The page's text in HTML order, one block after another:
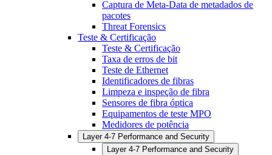
Captura de Meta-Data de metadados de
pacotes
Threat Forensics
Teste & Certificação
Teste & Certificação
Taxa de erros de bit
Teste de Ethernet
Identificadores de fibras
Limpeza e inspeção de fibra
Sensores de fibra óptica
Equipamentos de teste MPO
Medidores de potência
Layer 4-7 Performance and Security
Layer 4-7 Performance and Security